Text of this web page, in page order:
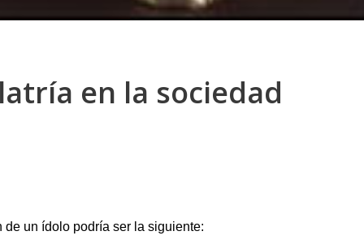
en la sociedad
de un ídolo podría ser la siguiente: